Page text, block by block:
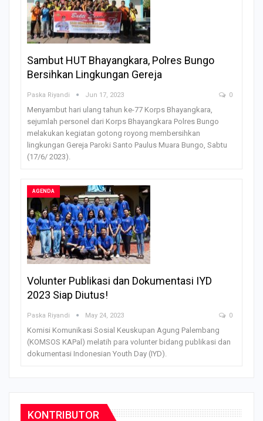
Sambut HUT Bhayangkara, Polres Bungo
Bersihkan Lingkungan Gereja
Paska Riyandi Jun 17, 2023 0
Menyambut hari ulang tahun ke-77 Korps Bhayangkara,
sejumlah personel dari Korps Bhayangkara Polres Bungo
melakukan kegiatan gotong royong membersihkan
lingkungan Gereja Paroki Santo Paulus Muara Bungo, Sabtu
(17/6/ 2023).
AGENDA
Volunter Publikasi dan Dokumentasi IYD
2023 Siap Diutus!
Paska Riyandi May 24, 2023 0
Komisi Komunikasi Sosial Keuskupan Agung Palembang
(KOMSOS KAPal) melatih para volunter bidang publikasi dan
dokumentasi Indonesian Youth Day (IYD).
KONTRIBUTOR